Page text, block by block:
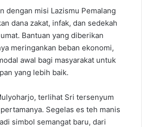
dengan misi Lazismu Pemalang
dana zakat, infak, dan sedekah
Bantuan yang diberikan
meringankan beban ekonomi,
awal bagi masyarakat untuk
yang lebih baik.
terlihat Sri tersenyum
Segelas es teh manis
simbol semangat baru, dari